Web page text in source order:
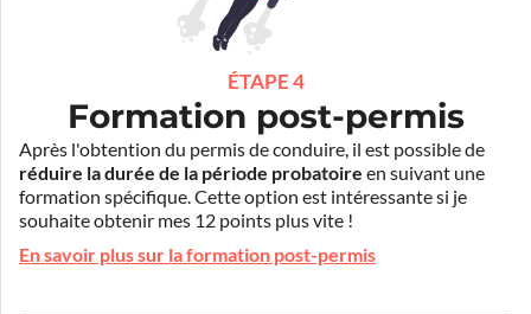
ÉTAPE 4
Formation post-permis
Après l'obtention du permis de conduire, il est possible de
réduire la durée de la période probatoire en suivant une
formation spécifique. Cette option est intéressante si je
souhaite obtenir mes 12 points plus vite !
En savoir plus sur la formation post-permis